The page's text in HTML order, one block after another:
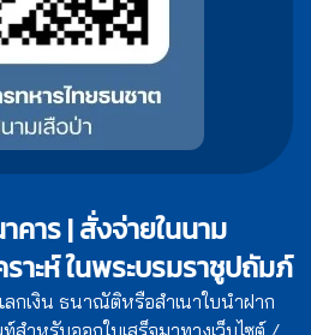
คาร | สั่งจ่ายในนาม
าะห์ ในพระบรมราชูปถัมภ์
กเงิน ธนาณัติหรือสำเนาใบนำฝาก